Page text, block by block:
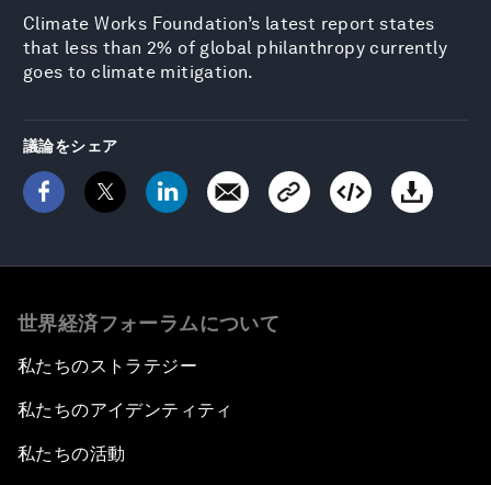
Climate Works Foundation’s latest report states
that less than 2% of global philanthropy currently
goes to climate mitigation.
議論をシェア
世界経済フォーラムについて
私たちのストラテジー
私たちのアイデンティティ
私たちの活動